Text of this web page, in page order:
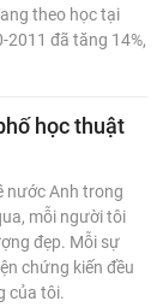
theo học tại
2011 đã tăng 14%,
học thuật
nước Anh trong
mỗi người tôi
đẹp. Mỗi sự
chứng kiến đều
của tôi.